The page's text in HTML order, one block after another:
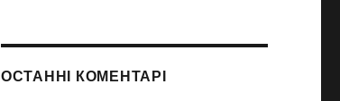
ОСТАННІ КОМЕНТАРІ